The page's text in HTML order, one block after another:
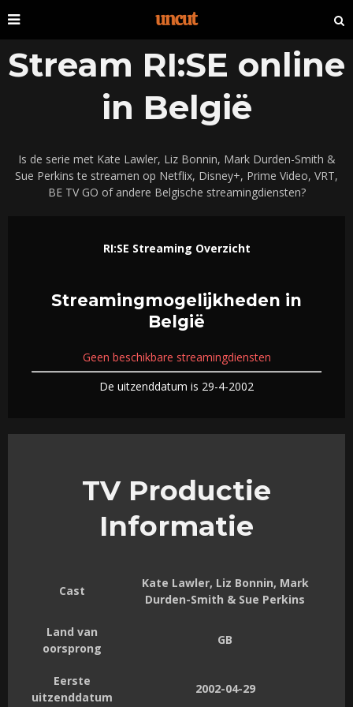
Stream RI:SE online
in België
Is de serie met Kate Lawler, Liz Bonnin, Mark Durden-Smith &
Sue Perkins te streamen op Netflix, Disney+, Prime Video, VRT,
BE TV GO of andere Belgische streamingdiensten?
RI:SE Streaming Overzicht
Streamingmogelijkheden in
België
Geen beschikbare streamingdiensten
De uitzenddatum is 29-4-2002
TV Productie
Informatie
Cast
Kate Lawler, Liz Bonnin, Mark
Durden-Smith & Sue Perkins
Land van
oorsprong
GB
Eerste
uitzenddatum
2002-04-29